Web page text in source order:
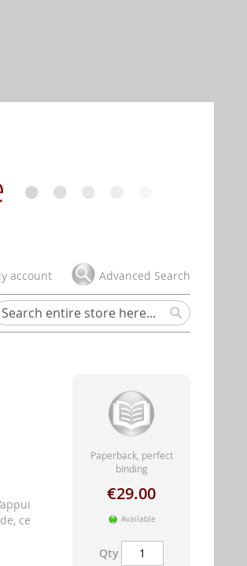
account Advanced Search
Search
ce
Paperback, perfect
binding
€29.00
Available
Qty